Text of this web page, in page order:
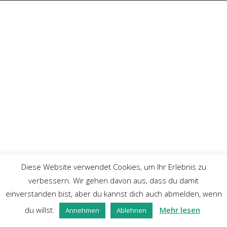
Diese Website verwendet Cookies, um Ihr Erlebnis zu
verbessern. Wir gehen davon aus, dass du damit
einverstanden bist, aber du kannst dich auch abmelden, wenn
du willst.
Annehmen Ablehnen Mehr lesen